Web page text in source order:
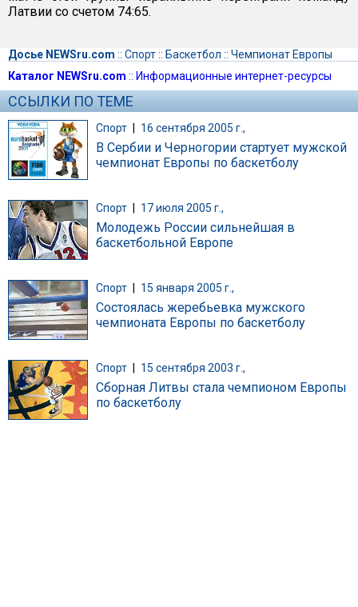
Латвии со счетом 74:65.
Досье NEWSru.com :: Спорт:: Баскетбол :: Чемпионат Европы
Каталог NEWSru.com :: Информационные интернет-ресурсы
ССЫЛКИ ПО ТЕМЕ
Спорт | 16 сентября 2005 г.,
В Сербии и Черногории стартует мужской
чемпионат Европы по баскетболу
Спорт 17 июля 2005 г.,
Молодежь России сильнейшая в
баскетбольной Европе
Спорт 15 января 2005 г.,
Состоялась жеребьевка мужского
чемпионата Европы по баскетболу
Спорт 15 сентября 2003 г.,
Сборная Литвы стала чемпионом Европы
по баскетболу